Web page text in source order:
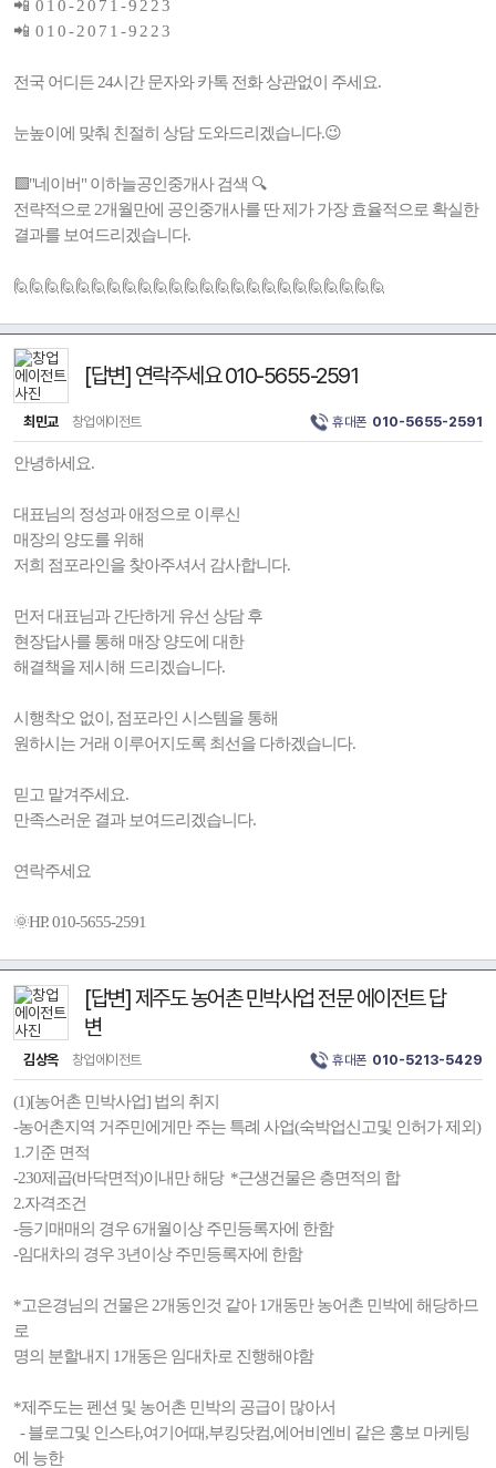
📲 0 1 0 - 2 0 7 1 - 9 2 2 3
📲 0 1 0 - 2 0 7 1 - 9 2 2 3
전국 어디든 24시간 문자와 카톡 전화 상관없이 주세요.
눈높이에 맞춰 친절히 상담 도와드리겠습니다.😉
🟩"네이버" 이하늘공인중개사 검색 🔍
전략적으로 2개월만에 공인중개사를 딴 제가 가장 효율적으로 확실한
결과를 보여드리겠습니다.
🙋🙋🙋🙋🙋🙋🙋🙋🙋🙋🙋🙋🙋🙋🙋🙋🙋🙋🙋🙋🙋🙋🙋🙋
[답변] 연락주세요 010-5655-2591
최민교 창업에이전트 휴대폰 010-5655-2591
안녕하세요.
대표님의 정성과 애정으로 이루신
매장의 양도를 위해
저희 점포라인을 찾아주셔서 감사합니다.
먼저 대표님과 간단하게 유선 상담 후
현장답사를 통해 매장 양도에 대한
해결책을 제시해 드리겠습니다.
시행착오 없이, 점포라인 시스템을 통해
원하시는 거래 이루어지도록 최선을 다하겠습니다.
믿고 맡겨주세요.
만족스러운 결과 보여드리겠습니다.
연락주세요
🌞HP. 010-5655-2591
[답변] 제주도 농어촌 민박사업 전문 에이전트 답
변
김상옥 창업에이전트 휴대폰 010-5213-5429
(1)[농어촌 민박사업] 법의 취지
-농어촌지역 거주민에게만 주는 특례 사업(숙박업신고및 인허가 제외)
1.기준 면적
-230제곱(바닥면적)이내만 해당 *근생건물은 층면적의 합
2.자격조건
-등기매매의 경우 6개월이상 주민등록자에 한함
-임대차의 경우 3년이상 주민등록자에 한함
*고은경님의 건물은 2개동인것 같아 1개동만 농어촌 민박에 해당하므
로
명의 분할내지 1개동은 임대차로 진행해야함
*제주도는 펜션 및 농어촌 민박의 공급이 많아서
- 블로그및 인스타,여기어때,부킹닷컴,에어비엔비 같은 홍보 마케팅
에 능한